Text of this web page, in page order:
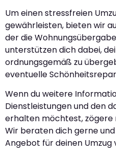
Um einen stressfreien
gewährleisten, bieten wir
der die
unterstützen dich dabei,
ordnungsgemäß zu
eventuelle
Wenn du weitere
Dienstleistungen und den
erhalten möchtest, zögere
Wir beraten dich gerne
Angebot für deinen Umzug